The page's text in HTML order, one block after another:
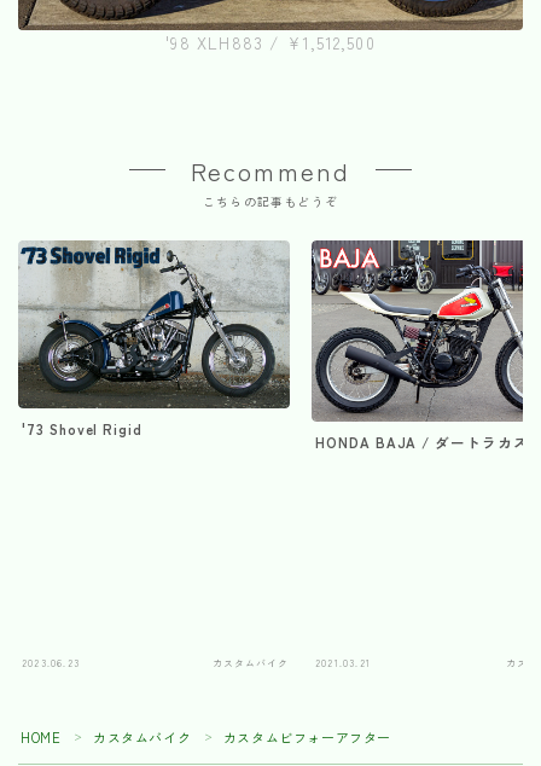
'98 XLH883 / ¥1,512,500
Recommend
こちらの記事もどうぞ
'73 Shovel Rigid
2023.06.23 カスタムバイク
HONDA BAJA / ダートラカス
2021.03.21 カス
HOME ＞ カスタムバイク ＞ カスタムビフォーアフター